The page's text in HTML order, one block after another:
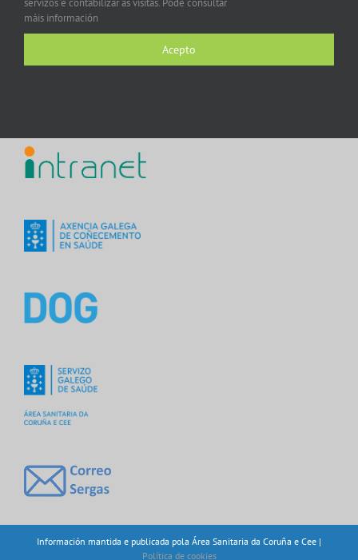
Información mantida e publicada pola Área Sanitaria da Coruña e Cee |
Política de cookies
máis información
Acepto